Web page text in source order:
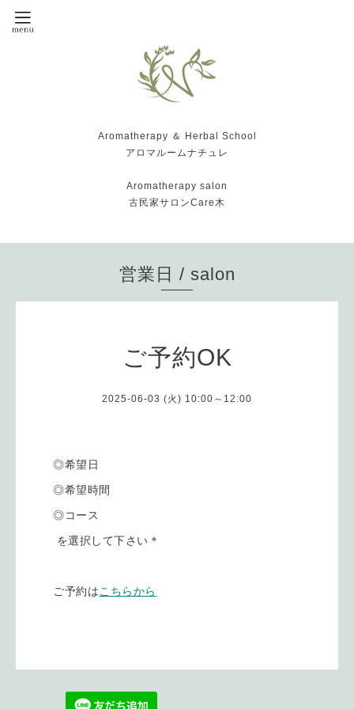
Aromatherapy ＆ Herbal School
アロマルームナチュレ
Aromatherapy salon
古民家サロンCare木
営業日 / salon
ご予約OK
2025-06-03 (火) 10:00～12:00
◎希望日
◎希望時間
◎コース
を選択して下さい＊
ご予約はこちらから